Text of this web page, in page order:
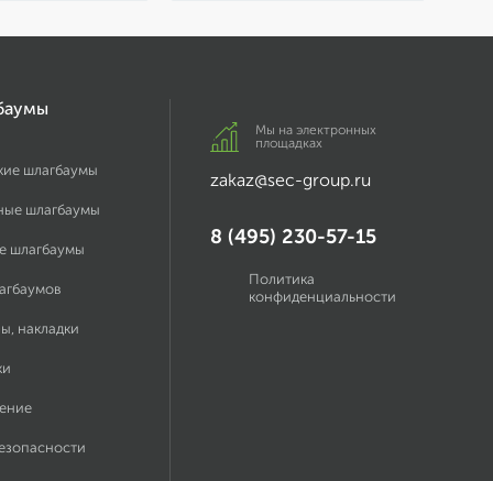
шлагбаумы
шлагбаумы
шлагбаумы
накладки
Мы на электронных
площадках
zakaz@sec-group.ru
8 (495) 230-57-15
Политика
конфиденциальности